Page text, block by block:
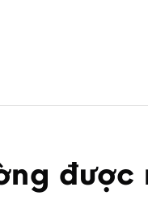
được